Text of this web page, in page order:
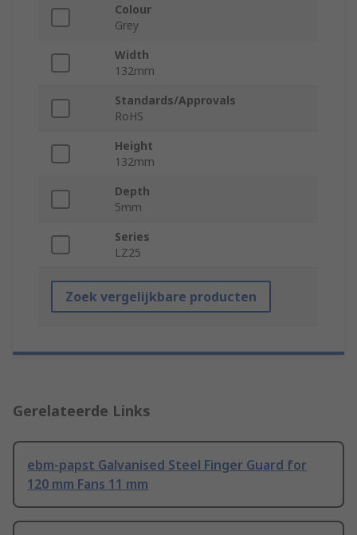
Colour
Grey
Width
132mm
Standards/Approvals
RoHS
Height
132mm
Depth
5mm
Series
LZ25
Zoek vergelijkbare producten
Gerelateerde Links
ebm-papst Galvanised Steel Finger Guard for
120 mm Fans 11 mm